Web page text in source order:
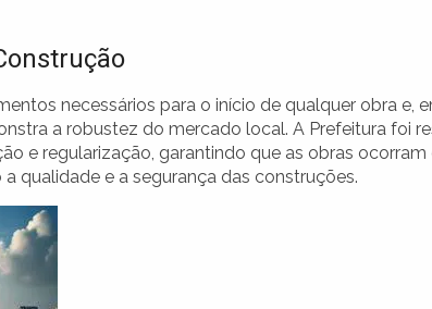
necessários para o início de qualquer obra e,
a robustez do mercado local. A Prefeitura foi
e regularização, garantindo que as obras
qualidade e a segurança das construções.